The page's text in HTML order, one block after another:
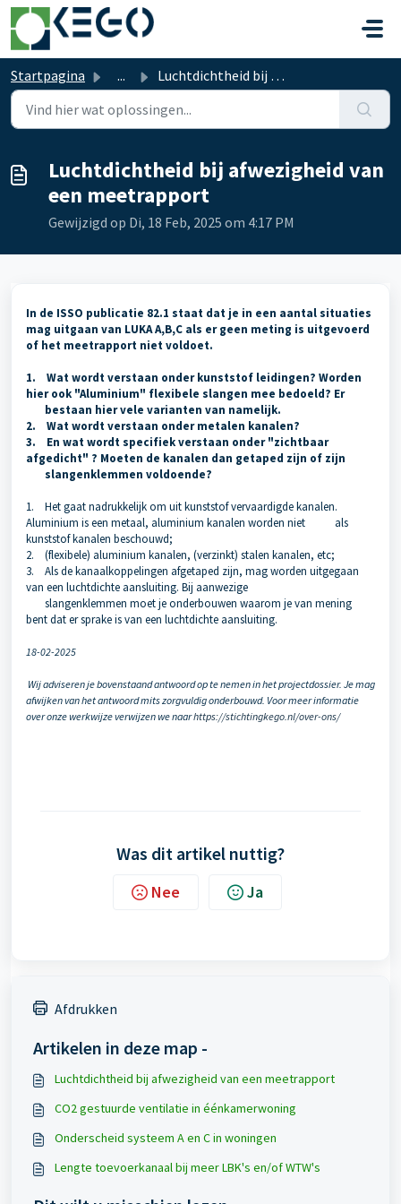
Doorgaan naar hoofdinhoud
Startpagina ... Luchtdichtheid bij afwezigheid van een meetrapport
Luchtdichtheid bij afwezigheid van
een meetrapport
Gewijzigd op Di, 18 Feb, 2025 om 4:17 PM
In de ISSO publicatie 82.1 staat dat je in een aantal situaties
mag uitgaan van LUKA A,B,C als er geen meting is uitgevoerd
of het meetrapport niet voldoet.
1. Wat wordt verstaan onder kunststof leidingen? Worden
hier ook "Aluminium" flexibele slangen mee bedoeld? Er
bestaan hier vele varianten van namelijk.
2. Wat wordt verstaan onder metalen kanalen?
3. En wat wordt specifiek verstaan onder "zichtbaar
afgedicht" ? Moeten de kanalen dan getaped zijn of zijn
slangenklemmen voldoende?
1. Het gaat nadrukkelijk om uit kunststof vervaardigde kanalen.
Aluminium is een metaal, aluminium kanalen worden niet als
kunststof kanalen beschouwd;
2. (flexibele) aluminium kanalen, (verzinkt) stalen kanalen, etc;
3. Als de kanaalkoppelingen afgetaped zijn, mag worden uitgegaan
van een luchtdichte aansluiting. Bij aanwezige
slangenklemmen moet je onderbouwen waarom je van mening
bent dat er sprake is van een luchtdichte aansluiting.
18-02-2025
Wij adviseren je bovenstaand antwoord op te nemen in het projectdossier. Je mag
afwijken van het antwoord mits zorgvuldig onderbouwd. Voor meer informatie
over onze werkwijze verwijzen we naarhttps://stichtingkego.nl/over-ons/
Was dit artikel nuttig?
Nee Ja
Afdrukken
Artikelen in deze map -
Luchtdichtheid bij afwezigheid van een meetrapport
CO2 gestuurde ventilatie in éénkamerwoning
Onderscheid systeem A en C in woningen
Lengte toevoerkanaal bij meer LBK's en/of WTW's